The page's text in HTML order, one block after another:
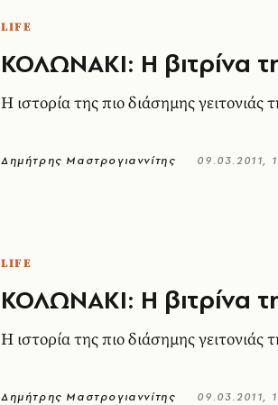
LIFE
ΚΟΛΩΝΑΚΙ: Η βιτρίνα
Η ιστορία της πιο διάσηµης γειτονιάς
Δημήτρης Μαστρογιαννίτης 09.03.2011,
LIFE
ΚΟΛΩΝΑΚΙ: Η βιτρίνα
Η ιστορία της πιο διάσηµης γειτονιάς
Δημήτρης Μαστρογιαννίτης 09.03.2011,